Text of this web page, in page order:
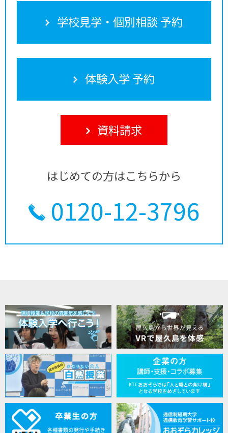
学校見学・個別相談 予約
体験入学 予約
資料請求
はじめての方はこちらから
0120-12-3796